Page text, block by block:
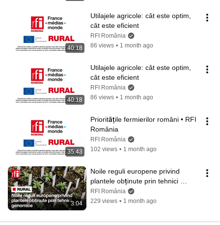
40:18
Utilajele agricole: cât este optim,
cât este eficient
RFI România
86 views • 1 month ago
40:18
Utilajele agricole: cât este optim,
cât este eficient
RFI România
86 views • 1 month ago
35:43
Prioritățile fermierilor români • RFI
România
RFI România
102 views • 1 month ago
3:04
Noile reguli europene privind
plantele obținute prin tehnici
genomice • RFI România
RFI România
229 views • 1 month ago